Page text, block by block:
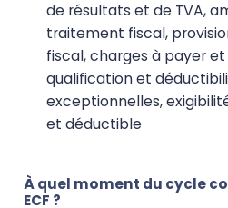
de résultats et de TVA,
traitement fiscal,
fiscal, charges à payer
qualification et
exceptionnelles,
et déductible
À quel moment du cycle
ECF ?